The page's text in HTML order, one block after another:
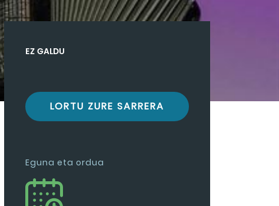
EZ GALDU
LORTU ZURE SARRERA
Eguna eta ordua